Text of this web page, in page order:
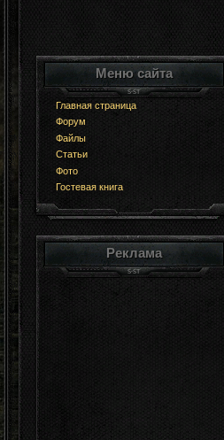
Меню сайта
Главная страница
Форум
Файлы
Статьи
Фото
Гостевая книга
Реклама